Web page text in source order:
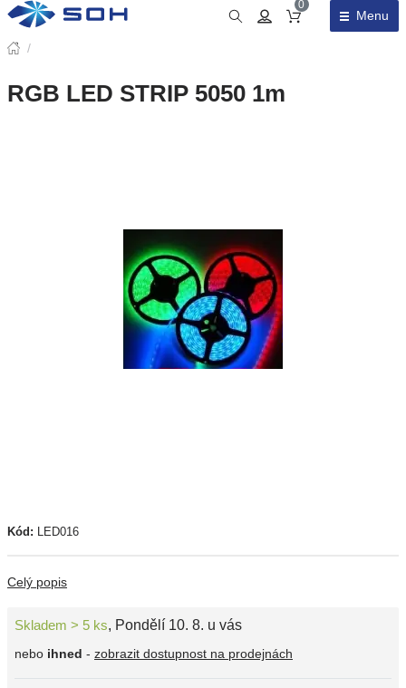
Obsah košíku
0
Menu
/
RGB LED STRIP 5050 1m
Kód: LED016
Celý popis
Skladem > 5 ks, Pondělí 10. 8. u vás
nebo ihned - zobrazit dostupnost na prodejnách